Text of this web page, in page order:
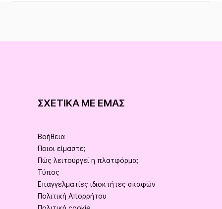
ΣΧΕΤΙΚΆ ΜΕ ΕΜΆΣ
Βοήθεια
Ποιοι είμαστε;
Πώς λειτουργεί η πλατφόρμα;
Τύπος
Επαγγελματίες ιδιοκτήτες σκαφών
Πολιτική Απορρήτου